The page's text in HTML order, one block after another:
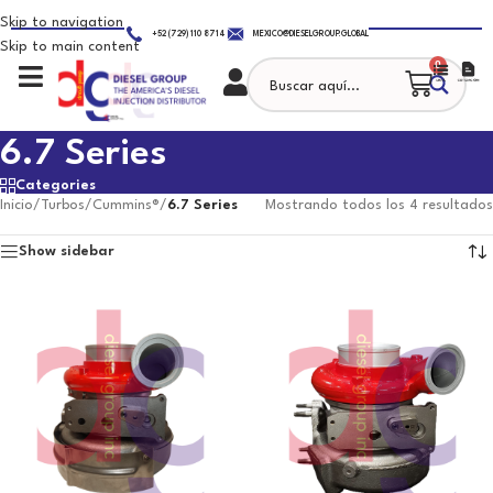
Skip to navigation
Skip to main content
+52 (729) 110 8714 MEXICO@DIESELGROUP.GLOBAL
0
6.7 Series
Categories
Inicio/ Turbos/ Cummins®/ 6.7 Series Mostrando todos los 4 resultados
Show sidebar